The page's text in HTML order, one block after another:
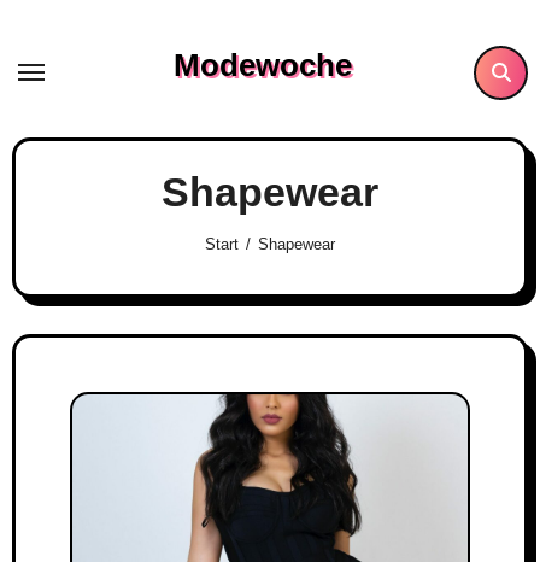
content
Modewoche
Shapewear
Start Shapewear